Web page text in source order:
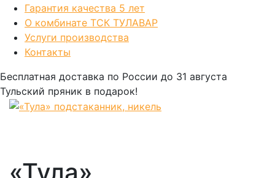
Гарантия качества 5 лет
О комбинате ТСК ТУЛАВАР
Услуги производства
Контакты
Бесплатная доставка по России до 31 августа
Тульский пряник в подарок!